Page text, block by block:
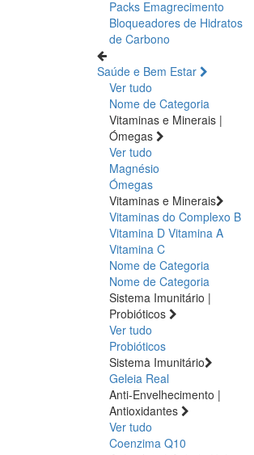
Packs Emagrecimento
Bloqueadores de Hidratos
de Carbono
Saúde e Bem Estar
Ver tudo
Nome de Categoria
Vitaminas e Minerais |
Ómegas
Ver tudo
Magnésio
Ómegas
Vitaminas e Minerais
Vitaminas do Complexo B
Vitamina D Vitamina A
Vitamina C
Nome de Categoria
Nome de Categoria
Sistema Imunitário |
Probióticos
Ver tudo
Probióticos
Sistema Imunitário
Geleia Real
Anti-Envelhecimento |
Antioxidantes
Ver tudo
Coenzima Q10